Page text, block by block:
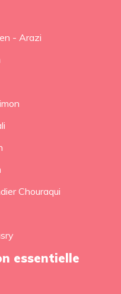
- Arazi
Chouraqui
essentielle